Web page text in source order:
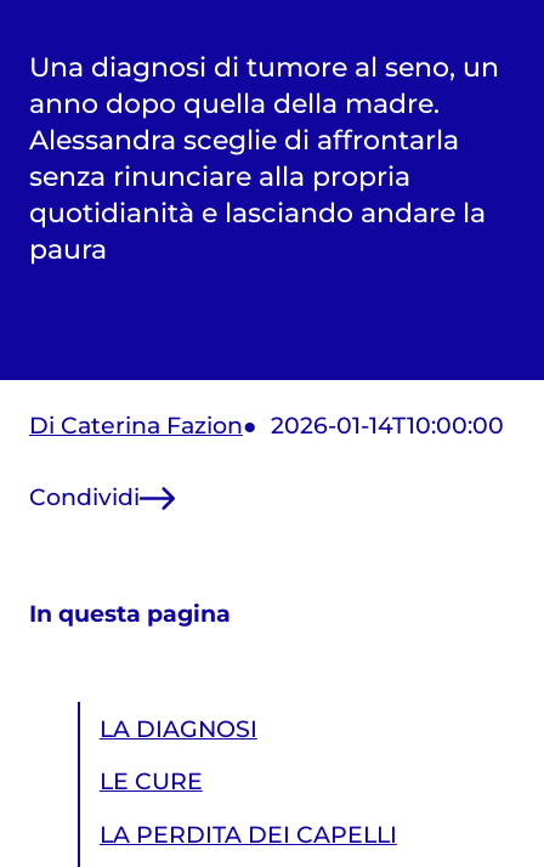
Una diagnosi di tumore al seno, un
anno dopo quella della madre.
Alessandra sceglie di affrontarla
senza rinunciare alla propria
quotidianità e lasciando andare la
paura
Di Caterina Fazion 2026-01-14T10:00:00
Condividi
In questa pagina
LA DIAGNOSI
LE CURE
LA PERDITA DEI CAPELLI